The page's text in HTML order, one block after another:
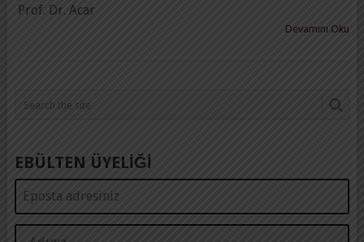
Prof. Dr. Acar
Devamını Oku
EBÜLTEN ÜYELİĞİ